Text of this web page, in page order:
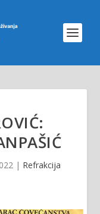
| Refrakcija